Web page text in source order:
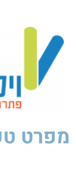
מפרט